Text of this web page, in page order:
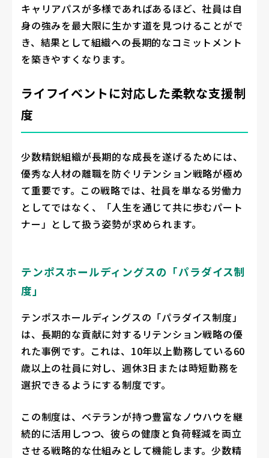
キャリアパスが多様であればあるほど、社員は自
身の強みを最大限に生かす道を見つけることがで
き、結果として組織への長期的なコミットメント
を築きやすくなります。
ライフイベントに対応した柔軟な支援制
度
少数精鋭組織が長期的な成長を遂げるためには、
優秀な人材の離職を防ぐリテンション戦略が極め
て重要です。この戦略では、社員を単なる労働力
としてではなく、「人生を通じて共に歩むパート
ナー」として扱う姿勢が求められます。
テンポスホールディングスの「パラダイス制
度」
テンポスホールディングスの「パラダイス制度」
は、長期的な貢献に対するリテンション戦略の優
れた事例です。これは、10年以上勤務している60
歳以上の社員に対し、週休3日または時短勤務を
選択できるようにする制度です。
この制度は、ベテランが持つ豊富なノウハウを継
続的に活用しつつ、彼らの健康と負荷軽減を両立
させる戦略的な仕組みとして機能します。少数精